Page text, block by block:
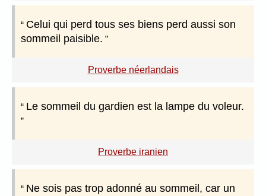
Celui qui perd tous ses biens perd aussi son
sommeil paisible.
Proverbe néerlandais
Le sommeil du gardien est la lampe du voleur.
Proverbe iranien
Ne sois pas trop adonné au sommeil, car un